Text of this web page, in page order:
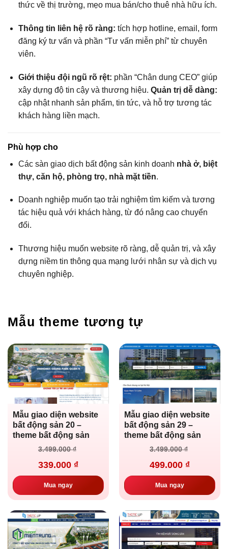
thức về thị trường, mẹo mua bán/cho thuê nhà hữu ích.
Thông tin liên hệ rõ ràng: tích hợp hotline, email, form
đăng ký tư vấn và phần “Tư vấn miễn phí” từ chuyên
viên.
Giới thiệu đội ngũ rõ rệt: phần “Chân dung CEO” giúp
xây dựng độ tin cậy và thương hiệu. Quản trị dễ dàng:
cập nhật nhanh sản phẩm, tin tức, và hỗ trợ tương tác
khách hàng liền mạch.
Phù hợp cho
Các sàn giao dịch bất động sản kinh doanh nhà ở, biệt
thự, căn hộ, phòng trọ, nhà mặt tiền.
Doanh nghiệp muốn tạo trải nghiệm tìm kiếm và tương
tác hiệu quả với khách hàng, từ đó nâng cao chuyển
đổi.
Thương hiệu muốn website rõ ràng, dễ quản trị, và xây
dựng niềm tin thông qua mạng lưới nhân sự và dịch vụ
chuyên nghiệp.
Mẫu theme tương tự
Mẫu giao diện website
bất động sản 20 –
theme bất động sản
3.499.000₫
Giá
là:
3.499.000 ₫.
339.000 ₫
Giá
tại
là:
339.000 ₫.
Mua ngay
Mẫu giao diện website
bất động sản 29 –
theme bất động sản
3.499.000₫
Giá
là:
3.499.000 ₫.
499.000 ₫
Giá
tại
là:
499.000 ₫.
Mua ngay